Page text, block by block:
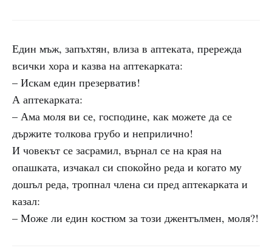
Един мъж, запъхтян, влиза в аптеката, прережда
всички хора и казва на аптекарката:
– Искам един презерватив!
А аптекарката:
– Ама моля ви се, господине, как можете да се
държите толкова грубо и неприлично!
И човекът се засрамил, върнал се на края на
опашката, изчакал си спокойно реда и когато му
дошъл реда, тропнал члена си пред аптекарката и
казал:
– Може ли един костюм за този джентълмен, моля?!